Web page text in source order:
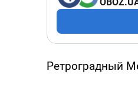
Ретроградный